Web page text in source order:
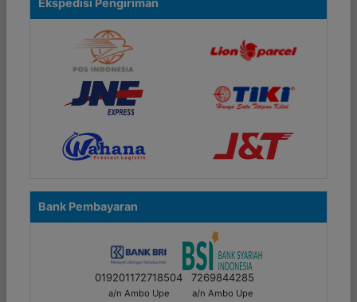
Bank Pembayaran
019201172718504
a/n Ambo Upe
7269844285
a/n Ambo Upe